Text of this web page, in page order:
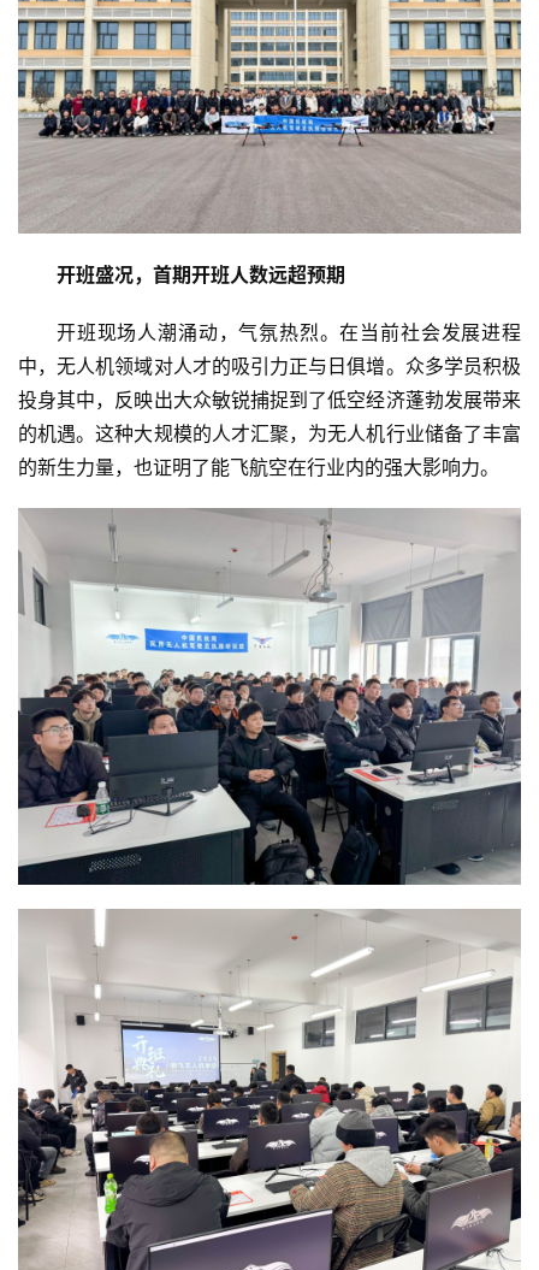
开班盛况，首期开班人数远超预期
开班现场人潮涌动，气氛热烈。在当前社会发展进程
中，无人机领域对人才的吸引力正与日俱增。众多学员积极
投身其中，反映出大众敏锐捕捉到了低空经济蓬勃发展带来
的机遇。这种大规模的人才汇聚，为无人机行业储备了丰富
的新生力量，也证明了能飞航空在行业内的强大影响力。